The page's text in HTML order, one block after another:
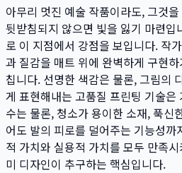
아무리 멋진 예술 작품이라도, 그것
뒷받침되지 않으면 빛을 잃기 마련입
로 이 지점에서 강점을 보입니다. 작
과 질감을 매트 위에 완벽하게 구현
칩니다. 선명한 색감은 물론, 그림의
게 표현해내는 고품질 프린팅 기술
수는 물론, 청소가 용이한 소재, 푹신
어도 발의 피로를 덜어주는 기능성
적 가치와 실용적 가치를 모두 만족
미 디자인이 추구하는 핵심입니다.